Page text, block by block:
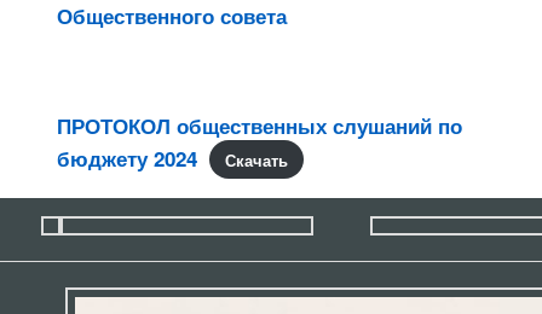
Общественного совета
ПРОТОКОЛ общественных слушаний по
бюджету 2024
Скачать